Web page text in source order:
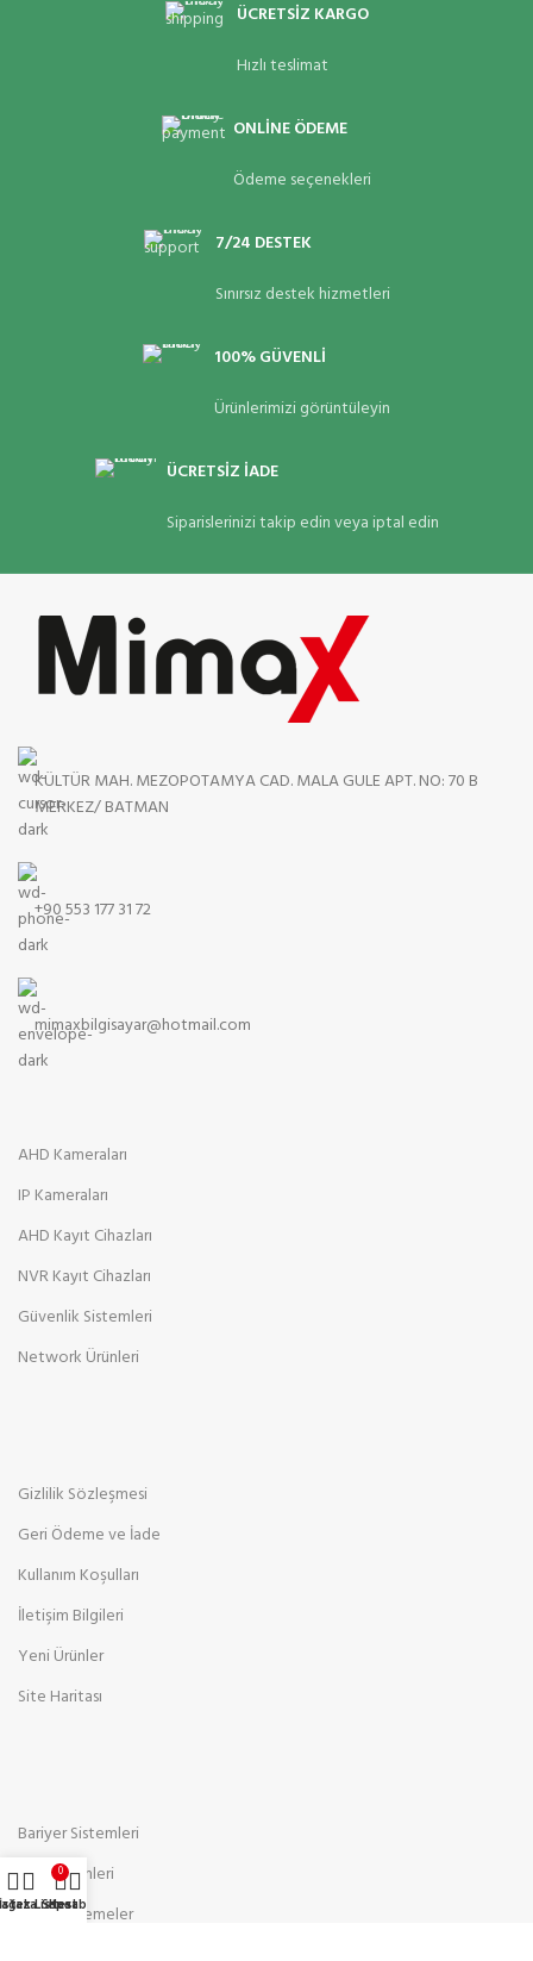
ÜCRETSİZ KARGO
Hızlı teslimat
ONLİNE ÖDEME
Ödeme seçenekleri
7/24 DESTEK
Sınırsız destek hizmetleri
100% GÜVENLİ
Ürünlerimizi görüntüleyin
ÜCRETSİZ İADE
Siparislerinizi takip edin veya iptal edin
KÜLTÜR MAH. MEZOPOTAMYA CAD. MALA GULE APT. NO: 70 B
MERKEZ/ BATMAN
+90 553 177 31 72
mimaxbilgisayar@hotmail.com
AHD Kameraları
IP Kameraları
AHD Kayıt Cihazları
NVR Kayıt Cihazları
Güvenlik Sistemleri
Network Ürünleri
Gizlilik Sözleşmesi
Geri Ödeme ve İade
Kullanım Koşulları
İletişim Bilgileri
Yeni Ürünler
Site Haritası
Bariyer Sistemleri
Ses Sistemleri
Sarf Malzemeler
Listesi
0
Sepet
Hesabım